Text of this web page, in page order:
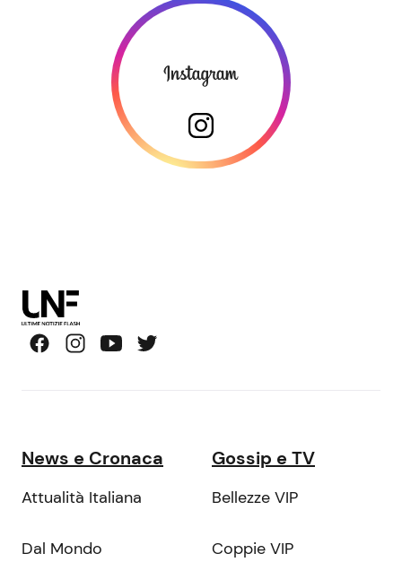
News e Cronaca
Attualità Italiana
Dal Mondo
Gossip e TV
Bellezze VIP
Coppie VIP